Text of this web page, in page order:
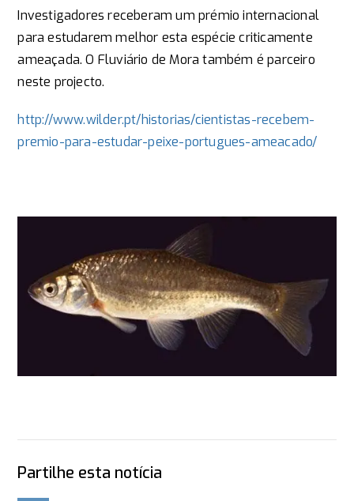
Investigadores receberam um prémio internacional
para estudarem melhor esta espécie criticamente
ameaçada. O Fluviário de Mora também é parceiro
neste projecto.
http://www.wilder.pt/historias/cientistas-recebem-
premio-para-estudar-peixe-portugues-ameacado/
Partilhe esta notícia